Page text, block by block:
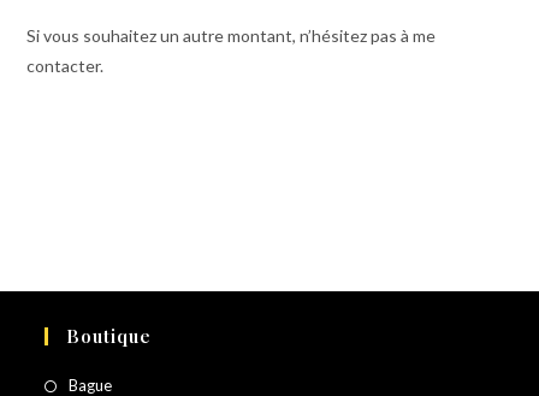
Si vous souhaitez un autre montant, n’hésitez pas à me
contacter.
Boutique
Bague